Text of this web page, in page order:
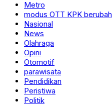
Metro
modus OTT KPK berubah
Nasional
News
Olahraga
Opini
Otomotif
parawisata
Pendidikan
Peristiwa
Politik